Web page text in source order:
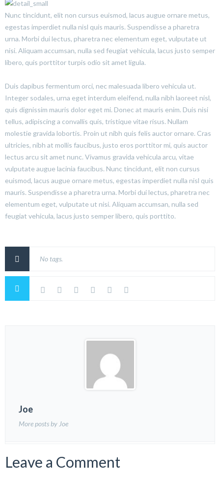
Nunc tincidunt, elit non cursus euismod, lacus augue ornare metus,
egestas imperdiet nulla nisl quis mauris. Suspendisse a pharetra
urna. Morbi dui lectus, pharetra nec elementum eget, vulputate ut
nisi. Aliquam accumsan, nulla sed feugiat vehicula, lacus justo semper
libero, quis porttitor turpis odio sit amet ligula.
Duis dapibus fermentum orci, nec malesuada libero vehicula ut.
Integer sodales, urna eget interdum eleifend, nulla nibh laoreet nisl,
quis dignissim mauris dolor eget mi. Donec at mauris enim. Duis nisi
tellus, adipiscing a convallis quis, tristique vitae risus. Nullam
molestie gravida lobortis. Proin ut nibh quis felis auctor ornare. Cras
ultricies, nibh at mollis faucibus, justo eros porttitor mi, quis auctor
lectus arcu sit amet nunc. Vivamus gravida vehicula arcu, vitae
vulputate augue lacinia faucibus. Nunc tincidunt, elit non cursus
euismod, lacus augue ornare metus, egestas imperdiet nulla nisl quis
mauris. Suspendisse a pharetra urna. Morbi dui lectus, pharetra nec
elementum eget, vulputate ut nisi. Aliquam accumsan, nulla sed
feugiat vehicula, lacus justo semper libero, quis porttito.
No tags.
Joe
More posts by Joe
Leave a Comment